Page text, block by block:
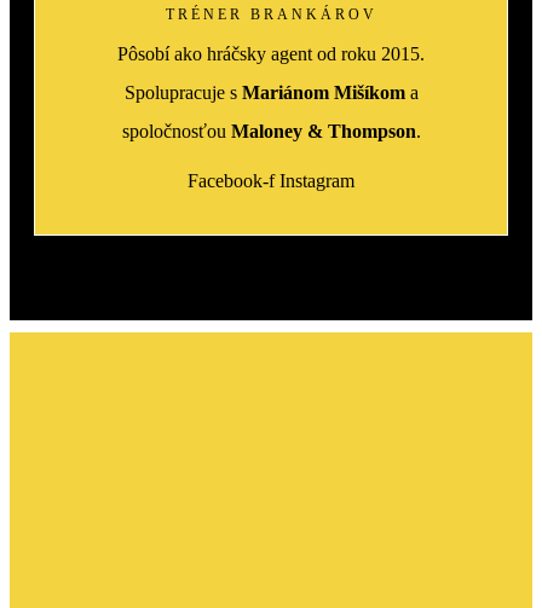
TRÉNER BRANKÁROV
Pôsobí ako hráčsky agent od roku 2015.
Spolupracuje s Mariánom Mišíkoma
spoločnosťou Maloney & Thompson.
Facebook-f Instagram